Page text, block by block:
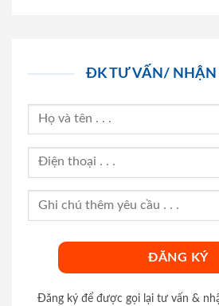
ĐK TƯ VẤN/ NHẬN
Đăng ký để được gọi lại tư vấn &